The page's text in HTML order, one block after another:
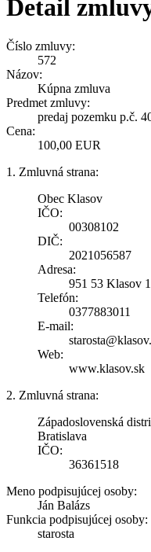
Detail
Číslo zmluvy:
572
Názov:
Kúpna zmluva
Predmet zmluvy:
predaj pozemku p.č.
Cena:
100,00 EUR
1. Zmluvná strana:
Obec Klasov
IČO:
00308102
DIČ:
2021056587
Adresa:
951 53 Klasov
Telefón:
0377883011
E-mail:
Web:
www.klasov.sk
2. Zmluvná strana:
Západoslovenská
Bratislava
IČO:
36361518
Meno podpisujúcej osoby:
Ján Balázs
Funkcia podpisujúcej osoby:
starosta